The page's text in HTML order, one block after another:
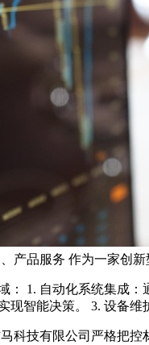
产品服务 作为一家创
： 1. 自动化系统集成
现智能决策。 3. 设备
科技有限公司严格把